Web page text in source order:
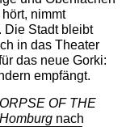
nimmt
Die Stadt bleibt
in das Theater
das neue Gorki:
empfängt.
OF THE
nach